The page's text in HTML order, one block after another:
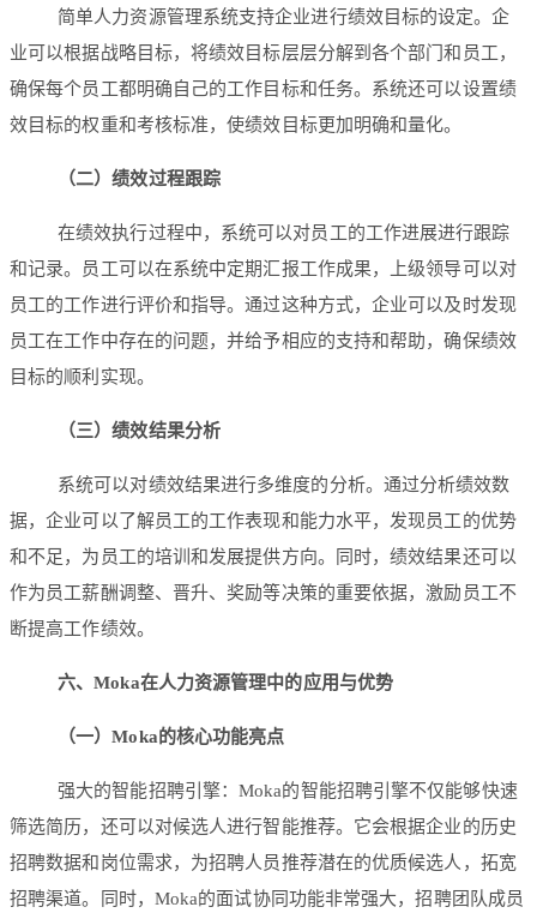
简单人力资源管理系统支持企业进行绩效目标的设定。企
业可以根据战略目标，将绩效目标层层分解到各个部门和员工，
确保每个员工都明确自己的工作目标和任务。系统还可以设置绩
效目标的权重和考核标准，使绩效目标更加明确和量化。
（二）绩效过程跟踪
在绩效执行过程中，系统可以对员工的工作进展进行跟踪
和记录。员工可以在系统中定期汇报工作成果，上级领导可以对
员工的工作进行评价和指导。通过这种方式，企业可以及时发现
员工在工作中存在的问题，并给予相应的支持和帮助，确保绩效
目标的顺利实现。
（三）绩效结果分析
系统可以对绩效结果进行多维度的分析。通过分析绩效数
据，企业可以了解员工的工作表现和能力水平，发现员工的优势
和不足，为员工的培训和发展提供方向。同时，绩效结果还可以
作为员工薪酬调整、晋升、奖励等决策的重要依据，激励员工不
断提高工作绩效。
六、Moka在人力资源管理中的应用与优势
（一）Moka的核心功能亮点
强大的智能招聘引擎：Moka的智能招聘引擎不仅能够快速
筛选简历，还可以对候选人进行智能推荐。它会根据企业的历史
招聘数据和岗位需求，为招聘人员推荐潜在的优质候选人，拓宽
招聘渠道。同时，Moka的面试协同功能非常强大，招聘团队成员